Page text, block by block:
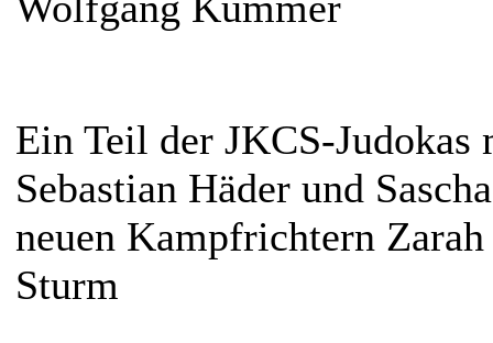
Ein Teil der JKCS-Judokas
Sebastian Häder und
neuen Kampfrichtern
Sturm